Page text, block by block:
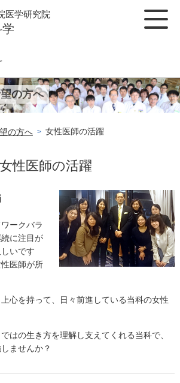
医学研究院
の方へ
の方へ > 女性医師の活躍
女性医師の活躍
ークバラ
に注目が
いです
医師が所
心を持って、日々前進している当科の女性
はの生き方を理解し支えてくれる当科で、
ませんか？